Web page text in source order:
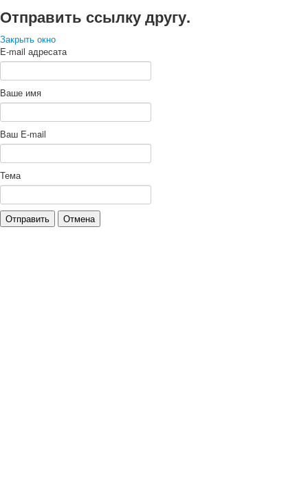
Отправить ссылку другу.
Закрыть окно
E-mail адресата
Ваше имя
Ваш E-mail
Тема
Отправить Отмена